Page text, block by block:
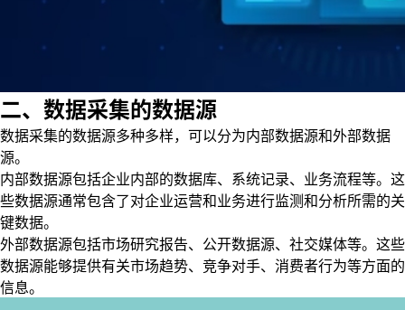
二、数据采集的数据源
数据采集的数据源多种多样，可以分为内部数据源和外部数据
源。
内部数据源包括企业内部的数据库、系统记录、业务流程等。这
些数据源通常包含了对企业运营和业务进行监测和分析所需的关
键数据。
外部数据源包括市场研究报告、公开数据源、社交媒体等。这些
数据源能够提供有关市场趋势、竞争对手、消费者行为等方面的
信息。